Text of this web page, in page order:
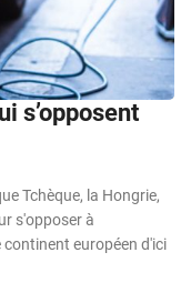
s’opposent
Tchèque, la Hongrie,
s'opposer à
européen d'ici